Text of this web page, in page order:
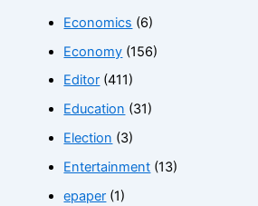
Economics (6)
Economy (156)
Editor (411)
Education (31)
Election (3)
Entertainment (13)
epaper (1)